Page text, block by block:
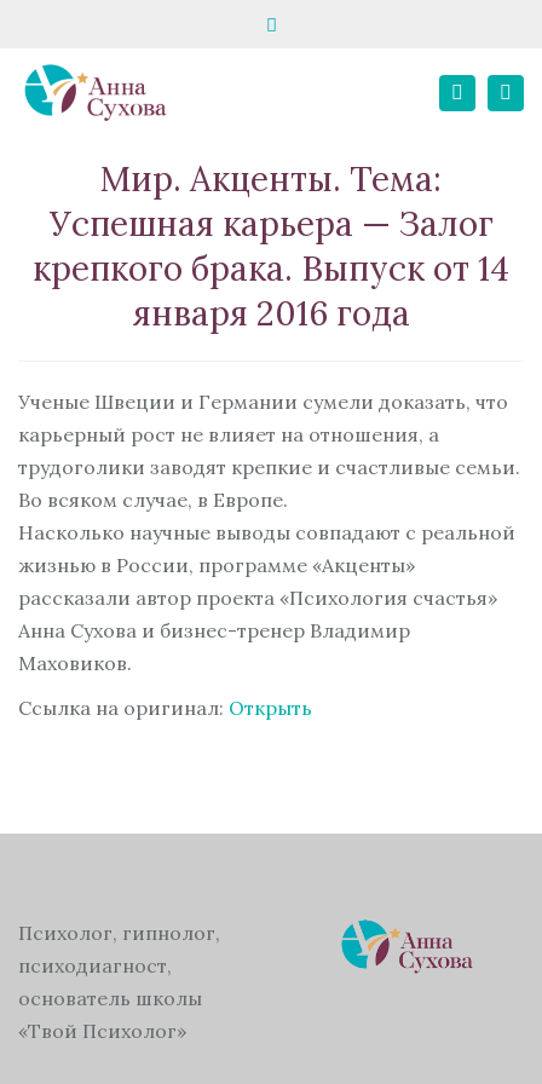
запись на консультацию
+7 916 195 82 80
школа «Твой психолог»
+7 967 068 02 21
Мир. Акценты. Тема:
Успешная карьера — Залог
крепкого брака. Выпуск от 14
января 2016 года
Ученые Швеции и Германии сумели доказать, что
карьерный рост не влияет на отношения, а
трудоголики заводят крепкие и счастливые семьи.
Во всяком случае, в Европе.
Насколько научные выводы совпадают с реальной
жизнью в России, программе «Акценты»
рассказали автор проекта «Психология счастья»
Анна Сухова и бизнес-тренер Владимир
Маховиков.
Ссылка на оригинал: Открыть
Психолог, гипнолог,
психодиагност,
основатель школы
«Твой Психолог»